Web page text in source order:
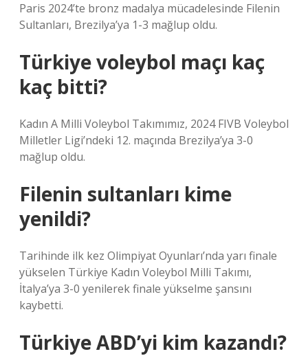
Paris 2024’te bronz madalya mücadelesinde Filenin
Sultanları, Brezilya’ya 1-3 mağlup oldu.
Türkiye voleybol maçı kaç
kaç bitti?
Kadın A Milli Voleybol Takımımız, 2024 FIVB Voleybol
Milletler Ligi’ndeki 12. maçında Brezilya’ya 3-0
mağlup oldu.
Filenin sultanları kime
yenildi?
Tarihinde ilk kez Olimpiyat Oyunları’nda yarı finale
yükselen Türkiye Kadın Voleybol Milli Takımı,
İtalya’ya 3-0 yenilerek finale yükselme şansını
kaybetti.
Türkiye ABD’yi kim kazandı?